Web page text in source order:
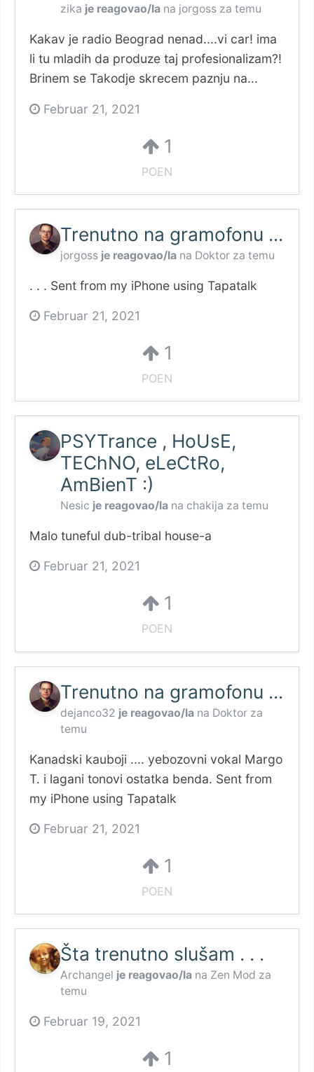
zika je reagovao/la na jorgoss za temu
Kakav je radio Beograd nenad....vi car! ima
li tu mladih da produze taj profesionalizam?!
Brinem se Takodje skrecem paznju na...
Februar 21, 2021
1
POEN
Trenutno na gramofonu ...
jorgoss je reagovao/la na Doktor za temu
. . . Sent from my iPhone using Tapatalk
Februar 21, 2021
1
POEN
PSYTrance , HoUsE,
TEChNO, eLeCtRo,
AmBienT :)
Nesic je reagovao/la na chakija za temu
Malo tuneful dub-tribal house-a
Februar 21, 2021
1
POEN
Trenutno na gramofonu ...
dejanco32 je reagovao/la na Doktor za
temu
Kanadski kauboji .... yebozovni vokal Margo
T. i lagani tonovi ostatka benda. Sent from
my iPhone using Tapatalk
Februar 21, 2021
1
POEN
Šta trenutno slušam . . .
Archangel je reagovao/la na Zen Mod za
temu
Februar 19, 2021
1